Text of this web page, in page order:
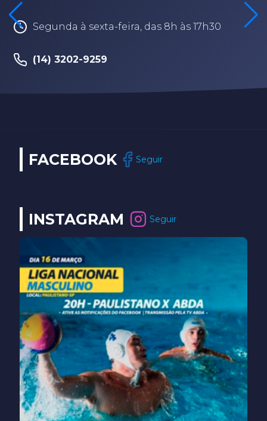
Segunda à sexta-feira, das 8h às 17h30
(14) 3202-9259
FACEBOOK Seguir
INSTAGRAM Seguir